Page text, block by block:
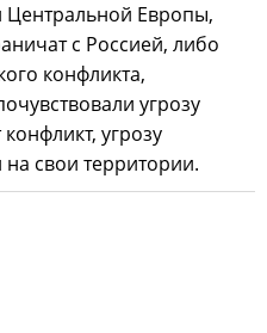
Центральной Европы,
с Россией, либо
конфликта,
угрозу
угрозу
свои территории.